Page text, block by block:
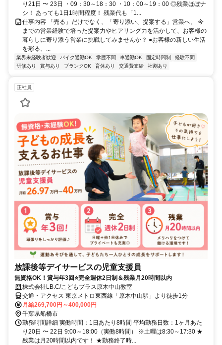
り21日 〜 23日 ・09：30～18：30 ・10：00～19：00 ◎残業ほぼナ
シ！ あっても1日1時間程度！ 残業代も「1...
仕事内容 「売る」だけでなく、「寄り添い、提案する」営業へ。 今
までの営業経験で培った提案力やヒアリング力を活かして、お客様の
暮らしに寄り添う営業に挑戦してみませんか？ ●お客様の新しい生活
を彩る、...
業界未経験者歓迎 バイク通勤OK 学歴不問 車通勤OK 固定時間制
経験不問
研修あり
賞与あり ブランクOK 育休あり 交通費支給 社割あり
正社員
放課後等デイサービスの児童支援員
無資格OK！賞与年3回⭐完全週休2日制＆残業月20時間以内
株式会社LB.C/こどもプラス原木中山教室
交通・アクセス 東京メトロ東西線「原木中山駅」より徒歩1分
月給269,700円～400,000円
千葉県船橋市
勤務時間詳細 実働時間：1日あたり8時間 平均勤務日数：1ヶ月あた
り20日 〜 22日 9:00～18:00（実働8時間） ※土曜は8:30～17:30 ★
残業は月20時間以内です！ ★勤務終了時...